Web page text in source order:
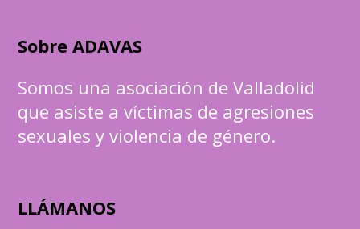
Sobre ADAVAS
Somos una asociación de Valladolid
que asiste a víctimas de agresiones
sexuales y violencia de género.
LLÁMANOS